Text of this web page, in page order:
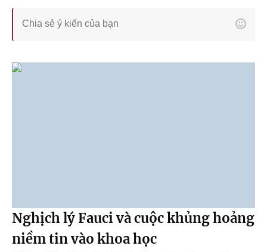
Nghịch lý Fauci và cuộc khủng hoảng
niềm tin vào khoa học